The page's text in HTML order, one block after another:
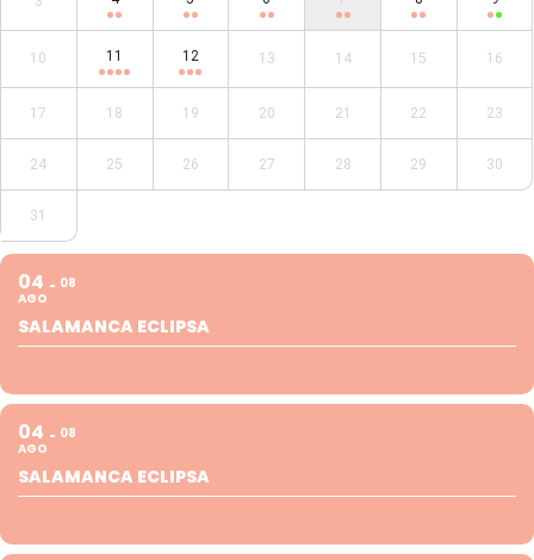
10 11 12 13 14 15 16
17 18 19 20 21 22 23
24 25 26 27 28 29 30
31
04
AGO
08
SALAMANCA ECLIPSA
04
AGO
08
SALAMANCA ECLIPSA